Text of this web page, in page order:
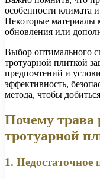
особенности климата
Некоторые материалы
обновления или
Выбор оптимального
тротуарной плиткой
предпочтений и
эффективность,
метода, чтобы
Почему трава
тротуарной
1. Недостаточное